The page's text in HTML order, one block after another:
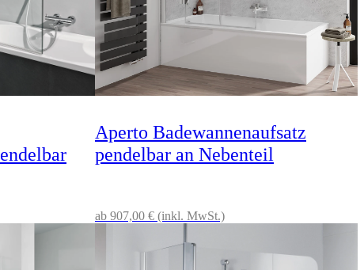
Aperto Badewannenaufsatz
pendelbar an Nebenteil
ab 907,00 € (inkl. MwSt.)